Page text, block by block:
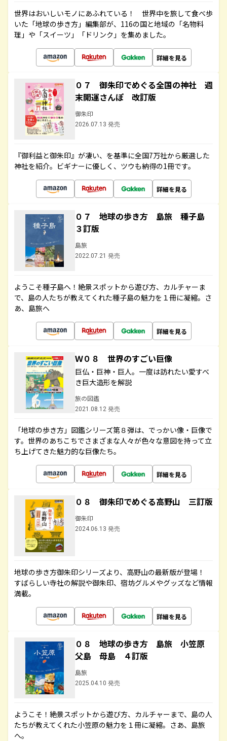
世界はおいしいモノにあふれている！ 世界中を旅して食べ歩
いた「地球の歩き方」編集部が、116の国と地域の「名物料
理」や「スイーツ」「ドリンク」を集めました。
詳細を見る
０７ 御朱印でめぐる全国の神社 週
末開運さんぽ 改訂版
御朱印
2026.07.13 発売
『御利益と御朱印』が凄い、を基準に全国7万社から厳選した
神社を紹介。ビギナーに優しく、ツウも納得の1冊です。
詳細を見る
０７ 地球の歩き方 島旅 種子島
３訂版
島旅
2022.07.21 発売
ようこそ種子島へ！絶景スポットから遊び方、カルチャーま
で、島の人たちが教えてくれた種子島の魅力を１冊に凝縮。さ
あ、島旅へ
詳細を見る
Ｗ０８ 世界のすごい巨像
巨仏・巨神・巨人。一度は訪れたい愛すべ
き巨大造形を解説
旅の図鑑
2021.08.12 発売
「地球の歩き方」図鑑シリーズ第８弾は、でっかい像・巨像で
す。世界のあちこちでさまざまな人々が色々な意図を持って立
ち上げてきた魅力的な巨像たち。
詳細を見る
０８ 御朱印でめぐる高野山 三訂版
御朱印
2024.06.13 発売
地球の歩き方御朱印シリーズより、高野山の最新版が登場！
すばらしい寺社の解説や御朱印、宿坊グルメやグッズなど情報
満載。
詳細を見る
０８ 地球の歩き方 島旅 小笠原
父島 母島 ４訂版
島旅
2025.04.10 発売
ようこそ！絶景スポットから遊び方、カルチャーまで、島の人
たちが教えてくれた小笠原の魅力を１冊に凝縮。さあ、島旅
へ。